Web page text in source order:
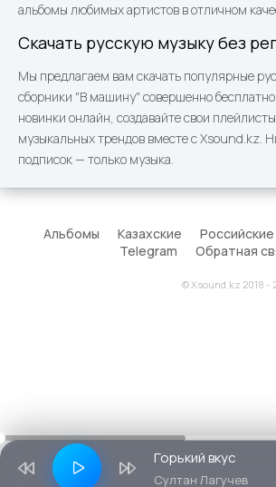
альбомы любимых артистов в отличном
Скачать русскую музыку без
Мы предлагаем вам скачать популярные
сборники "В машину" совершенно
новинки онлайн, создавайте свои
музыкальных трендов вместе с Xsound.kz.
подписок — только музыка.
Альбомы Казахские Российские
Telegram
Обратная
© Xsound.kz 2018 -
Горький вкус
Султан Лагучев